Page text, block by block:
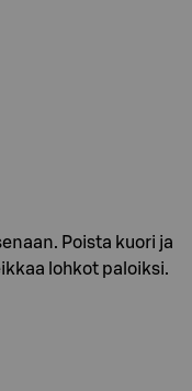
Poista kuori ja
lohkot paloiksi.